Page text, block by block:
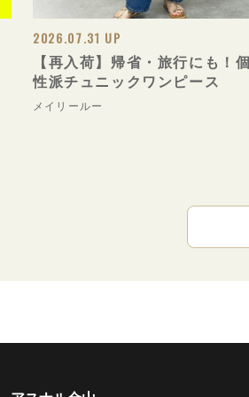
2026.07.31 UP
【再入荷】帰省・旅行にも！個
性派チュニックワンピース
メイリールー